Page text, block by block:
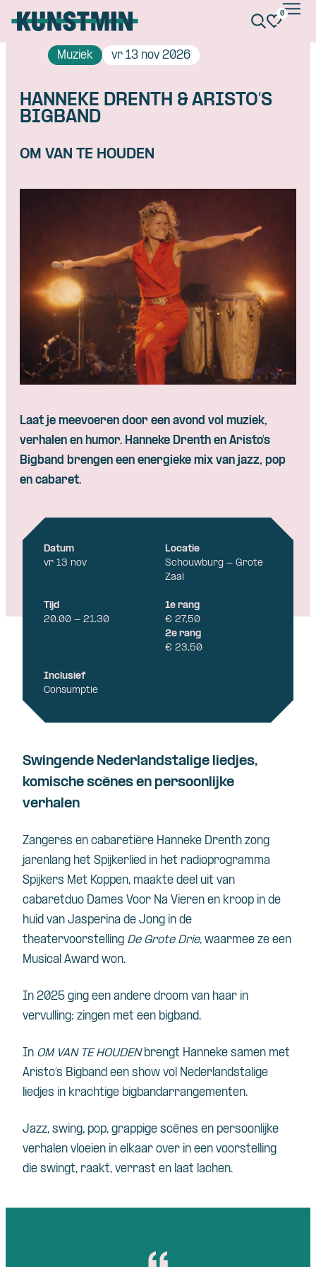
Skip navigatie
0
Muziek vr 13 nov 2026
HANNEKE DRENTH & ARISTO’S
BIGBAND
OM VAN TE HOUDEN
Laat je meevoeren door een avond vol muziek,
verhalen en humor. Hanneke Drenth en Aristo’s
Bigband brengen een energieke mix van jazz, pop
en cabaret.
Datum
vr 13 nov
Locatie
Schouwburg - Grote
Zaal
Tijd
20.00 - 21.30
1e rang
€ 27,50
2e rang
€ 23,50
Inclusief
Consumptie
Swingende Nederlandstalige liedjes,
komische scènes en persoonlijke
verhalen
Zangeres en cabaretière Hanneke Drenth zong
jarenlang het Spijkerlied in het radioprogramma
Spijkers Met Koppen, maakte deel uit van
cabaretduo Dames Voor Na Vieren en kroop in de
huid van Jasperina de Jong in de
theatervoorstelling De Grote Drie, waarmee ze een
Musical Award won.
In 2025 ging een andere droom van haar in
vervulling: zingen met een bigband.
In OM VAN TE HOUDENbrengt Hanneke samen met
Aristo’s Bigband een show vol Nederlandstalige
liedjes in krachtige bigbandarrangementen.
Jazz, swing, pop, grappige scènes en persoonlijke
verhalen vloeien in elkaar over in een voorstelling
die swingt, raakt, verrast en laat lachen.